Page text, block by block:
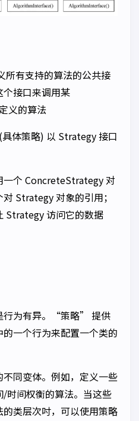
所有支持的算法的公共接
接口来调用某
义的算法
体策略) 以 Strategy 接口
个 ConcreteStrategy 对
Strategy 对象的引用；
Strategy 访问它的数据
行为有异。“策略” 提供
一个行为来配置一个类的
同变体。例如，定义一些
时间权衡的算法。当这些
类层次吋，可以使用策略